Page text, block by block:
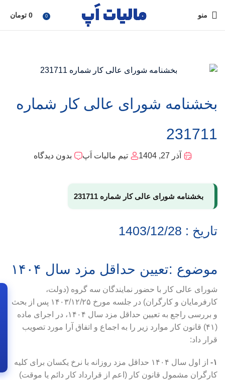
منو 0
0 تومان
بخشنامه شورای عالی کار شماره
231711
آذر 27, 1404 تیم مالیات اَپ بدون دیدگاه
بخشنامه شورای عالی کار شماره 231711
تاریخ : 1403/12/28
موضوع :تعیین حداقل مزد سال ۱۴۰۴
شورای عالی کار با حضور نمایندگان سه گروه (دولت،
کارفرمایان و کارگران) در جلسه مورخ ۱۴۰۳/۱۲/۲۵ پس از بحث
و بررسی راجع به تعیین حداقل مزد سال ۱۴۰۴، در اجرای ماده
(۴۱) قانون کار موارد زیر را به اجماع و اتفاق آرا مورد تصویب
قرار داد:
۱-
از اول سال ۱۴۰۴ حداقل مزد روزانه با نرخ یکسان برای کلیه
کارگران مشمول قانون کار (اعم از قرارداد کار دائم یا موقت)